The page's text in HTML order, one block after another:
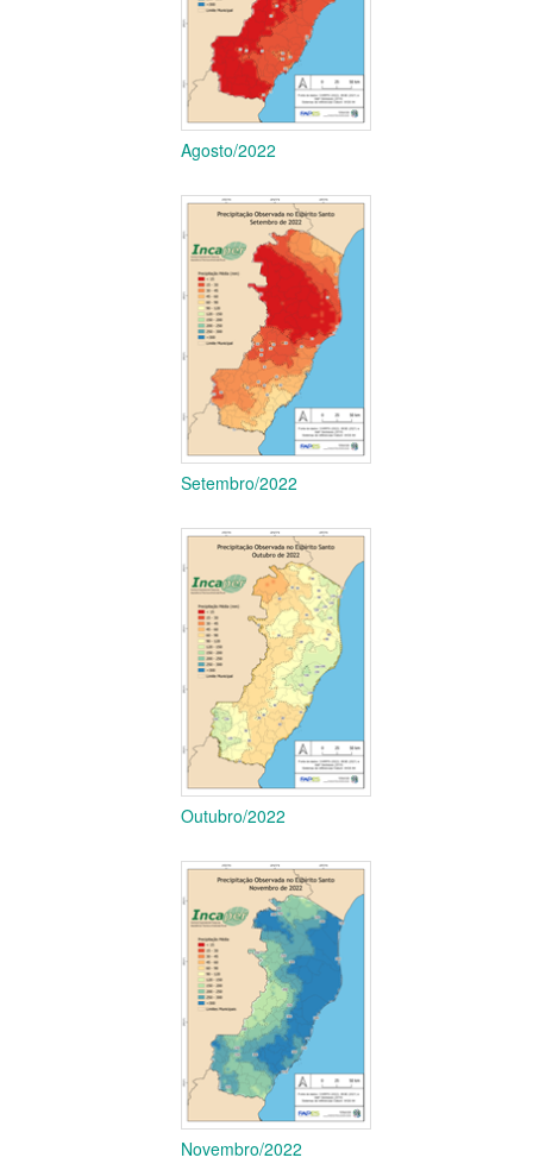
Agosto/2022
Setembro/2022
Outubro/2022
Novembro/2022